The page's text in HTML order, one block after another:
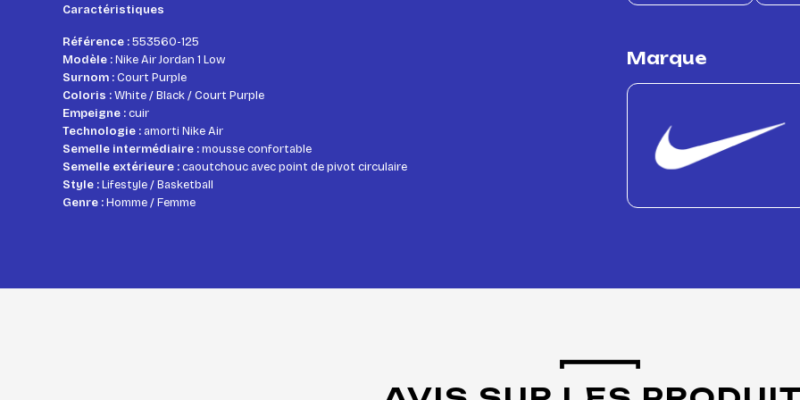
Caractéristiques
Référence :553560-125
Modèle :Nike Air Jordan 1 Low
Surnom :Court Purple
Coloris :White / Black / Court Purple
Empeigne :cuir
Technologie : amorti Nike Air
Semelle intermédiaire :mousse confortable
Semelle extérieure :caoutchouc avec point de pivot circulaire
Style :Lifestyle / Basketball
Genre :Homme / Femme
Marque